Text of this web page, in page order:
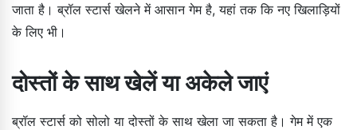
जाता है। ब्रॉल स्टार्स खेलने में आसान गेम है, यहां तक कि नए खिलाड़ियों
के लिए भी।
दोस्तों के साथ खेलें या अकेले जाएं
ब्रॉल स्टार्स को सोलो या दोस्तों के साथ खेला जा सकता है। गेम में एक